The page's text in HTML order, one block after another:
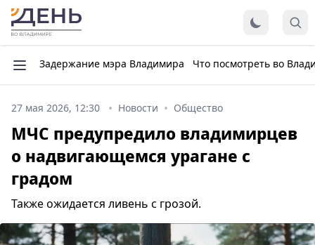
Задержание мэра Владимира Что посмотреть во
27 мая 2026, 12:30 Новости Общество
МЧС предупредило владимирцев
о надвигающемся урагане с
градом
Также ожидается ливень с грозой.